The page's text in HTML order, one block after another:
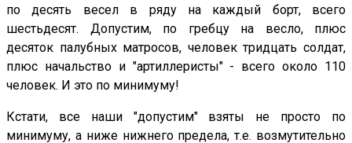
по десять весел в ряду на каждый борт, всего
шестьдесят. Допустим, по гребцу на весло, плюс
десяток палубных матросов, человек тридцать солдат,
плюс начальство и "артиллеристы" - всего около 110
человек. И это по минимуму!
Кстати, все наши "допустим" взяты не просто по
минимуму, а ниже нижнего предела, т.е. возмутительно